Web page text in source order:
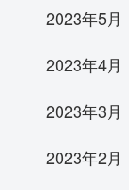
2023年5月
2023年4月
2023年3月
2023年2月